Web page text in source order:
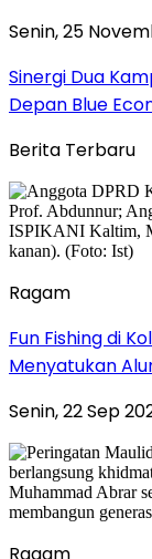
Senin, 25
Sinergi Dua
Depan Blue
Berita Terbaru
Ragam
Fun Fishing di
Menyatukan
Senin, 22 Sep
Ragam